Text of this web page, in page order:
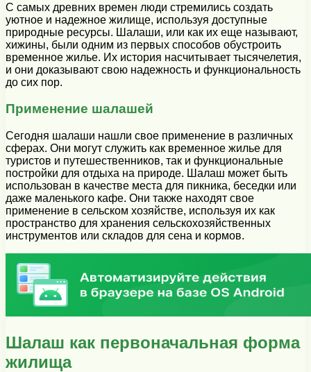
С самых древних времен люди стремились создать
уютное и надежное жилище, используя доступные
природные ресурсы. Шалаши, или как их еще называют,
хижины, были одним из первых способов обустроить
временное жилье. Их история насчитывает тысячелетия,
и они доказывают свою надежность и функциональность
до сих пор.
Применение шалашей
Сегодня шалаши нашли свое применение в различных
сферах. Они могут служить как временное жилье для
туристов и путешественников, так и функциональные
постройки для отдыха на природе. Шалаш может быть
использован в качестве места для пикника, беседки или
даже маленького кафе. Они также находят свое
применение в сельском хозяйстве, используя их как
пространство для хранения сельскохозяйственных
инструментов или складов для сена и кормов.
Шалаш как первоначальная форма
жилища